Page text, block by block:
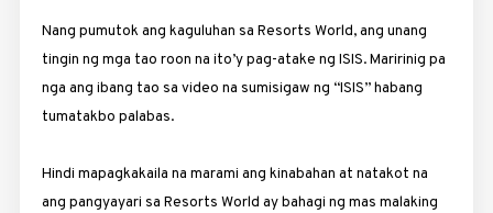
Nang pumutok ang kaguluhan sa Resorts World, ang unang
tingin ng mga tao roon na ito’y pag-atake ng ISIS. Maririnig pa
nga ang ibang tao sa video na sumisigaw ng “ISIS” habang
tumatakbo palabas.
Hindi mapagkakaila na marami ang kinabahan at natakot na
ang pangyayari sa Resorts World ay bahagi ng mas mala­king